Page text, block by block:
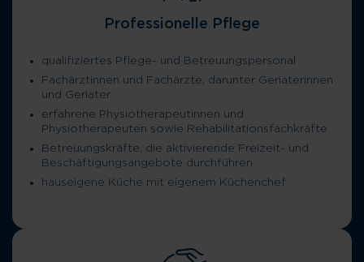
Professionelle Pflege
qualifiziertes Pflege- und Betreuungspersonal
Fachärztinnen und Fachärzte, darunter Geriaterinnen
und Geriater
erfahrene Physiotherapeutinnen und
Physiotherapeuten sowie Rehabilitationsfachkräfte
Betreuungskräfte, die aktivierende Freizeit- und
Beschäftigungsangebote durchführen
hauseigene Küche mit eigenem Küchenchef